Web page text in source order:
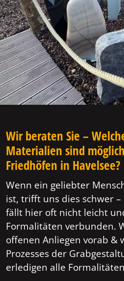
Wir beraten Sie –
Materialien sind
Friedhöfen in Havelsee?
Wenn ein geliebter
ist, trifft uns dies schwer
fällt hier oft nicht leicht
Formalitäten verbunden.
offenen Anliegen vorab &
Prozesses der
erledigen alle